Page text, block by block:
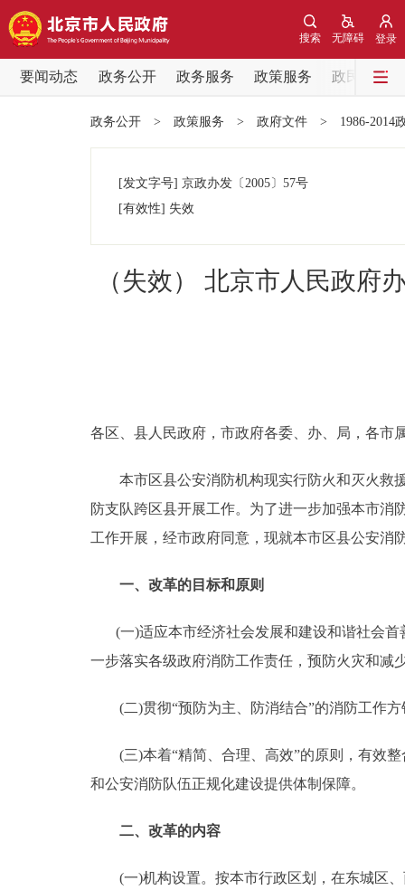
登录
无障碍
搜索
要闻动态 政务公开 政务服务 政策服务
政民互动
党中央精神
政务公开
政务服务
个人服务
中介服务
12345网上接诉即办
政务公开 > 政策服务 > 政府文件 > 1986-2014
[发文字号] 京政办发 〔2005〕 57号
[有效性] 失效
（失效） 北京市人民政府
各区、县人民政府，市政府各委、办、局，各市
本市区县公安消防机构现实行防火和灭火救援
防支队跨区县开展工作。为了进一步加强本市
工作开展，经市政府同意，现就本市区县公安消
一、改革的目标和原则
(一)适应本市经济社会发展和建设和谐社会首
一步落实各级政府消防工作责任，预防火灾和减
(二)贯彻“预防为主、防消结合”的消防工作方
(三)本着“精简、合理、高效”的原则，有效整
和公安消防队伍正规化建设提供体制保障。
二、改革的内容
(一)机构设置。按本市行政区划，在东城区、